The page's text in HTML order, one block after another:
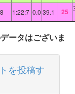
1:22:7 0.0 39.1 25
ータはございま
を投稿す